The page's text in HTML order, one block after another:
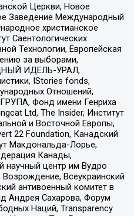
Церкви, Новое
Заведение Международный
христианское
Саентологических
Технологии, Европейская
за выборами,
ИДЕЛЬ-УРАЛ,
IStories fonds,
Отношений,
Фонд имени Генриха
Ltd, The Insider, Институт
и Восточной Европы,
22 Foundation, Канадский
Макдональда-Лорье,
Канады,
центр им Вудро
Всеукраинский
антивоенный комитет в
Андрея Сахарова, Форум
Наций, Transparеncy